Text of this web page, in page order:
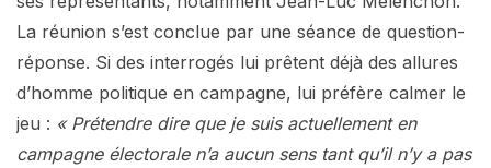
La réunion s’est conclue par une séance de question-
réponse. Si des interrogés lui prêtent déjà des allures
d’homme politique en campagne, lui préfère calmer le
jeu : « Prétendre dire que je suis actuellement en
campagne électorale n’a aucun sens tant qu’il n’y a pas